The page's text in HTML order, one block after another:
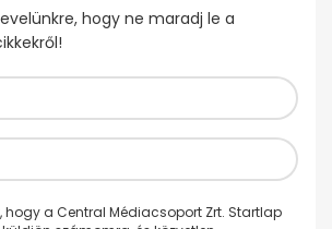
hogy ne maradj le a
hogy a Central Médiacsoport Zrt. Startlap